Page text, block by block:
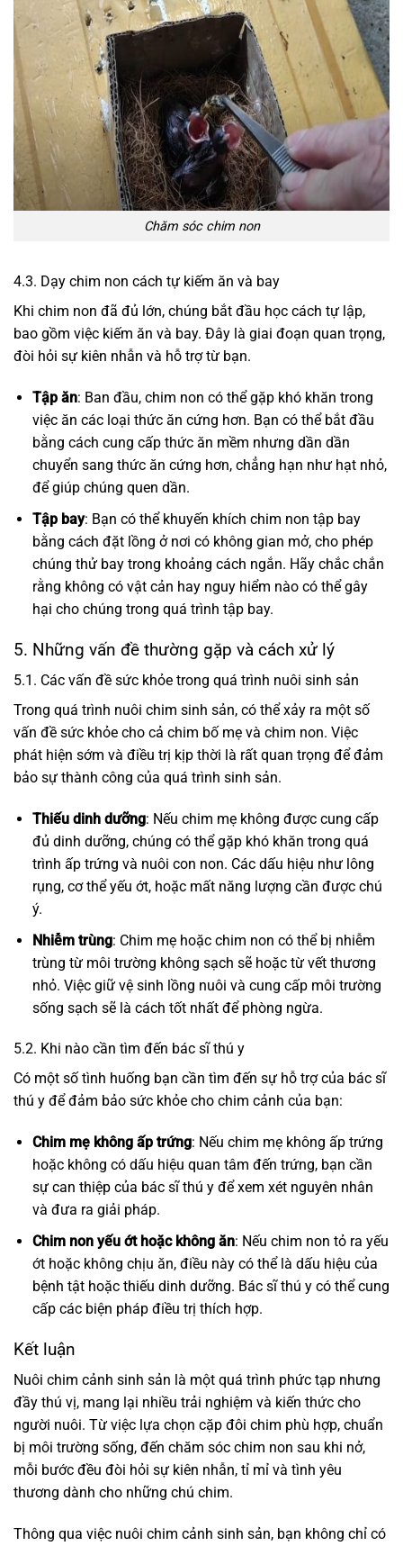
Chăm sóc chim non
4.3. Dạy chim non cách tự kiếm ăn và bay
Khi chim non đã đủ lớn, chúng bắt đầu học cách tự lập,
bao gồm việc kiếm ăn và bay. Đây là giai đoạn quan trọng,
đòi hỏi sự kiên nhẫn và hỗ trợ từ bạn.
Tập ăn: Ban đầu, chim non có thể gặp khó khăn trong
việc ăn các loại thức ăn cứng hơn. Bạn có thể bắt đầu
bằng cách cung cấp thức ăn mềm nhưng dần dần
chuyển sang thức ăn cứng hơn, chẳng hạn như hạt nhỏ,
để giúp chúng quen dần.
Tập bay: Bạn có thể khuyến khích chim non tập bay
bằng cách đặt lồng ở nơi có không gian mở, cho phép
chúng thử bay trong khoảng cách ngắn. Hãy chắc chắn
rằng không có vật cản hay nguy hiểm nào có thể gây
hại cho chúng trong quá trình tập bay.
5. Những vấn đề thường gặp và cách xử lý
5.1. Các vấn đề sức khỏe trong quá trình nuôi sinh sản
Trong quá trình nuôi chim sinh sản, có thể xảy ra một số
vấn đề sức khỏe cho cả chim bố mẹ và chim non. Việc
phát hiện sớm và điều trị kịp thời là rất quan trọng để đảm
bảo sự thành công của quá trình sinh sản.
Thiếu dinh dưỡng: Nếu chim mẹ không được cung cấp
đủ dinh dưỡng, chúng có thể gặp khó khăn trong quá
trình ấp trứng và nuôi con non. Các dấu hiệu như lông
rụng, cơ thể yếu ớt, hoặc mất năng lượng cần được chú
ý.
Nhiễm trùng: Chim mẹ hoặc chim non có thể bị nhiễm
trùng từ môi trường không sạch sẽ hoặc từ vết thương
nhỏ. Việc giữ vệ sinh lồng nuôi và cung cấp môi trường
sống sạch sẽ là cách tốt nhất để phòng ngừa.
5.2. Khi nào cần tìm đến bác sĩ thú y
Có một số tình huống bạn cần tìm đến sự hỗ trợ của bác sĩ
thú y để đảm bảo sức khỏe cho chim cảnh của bạn:
Chim mẹ không ấp trứng: Nếu chim mẹ không ấp trứng
hoặc không có dấu hiệu quan tâm đến trứng, bạn cần
sự can thiệp của bác sĩ thú y để xem xét nguyên nhân
và đưa ra giải pháp.
Chim non yếu ớt hoặc không ăn: Nếu chim non tỏ ra yếu
ớt hoặc không chịu ăn, điều này có thể là dấu hiệu của
bệnh tật hoặc thiếu dinh dưỡng. Bác sĩ thú y có thể cung
cấp các biện pháp điều trị thích hợp.
Kết luận
Nuôi chim cảnh sinh sản là một quá trình phức tạp nhưng
đầy thú vị, mang lại nhiều trải nghiệm và kiến thức cho
người nuôi. Từ việc lựa chọn cặp đôi chim phù hợp, chuẩn
bị môi trường sống, đến chăm sóc chim non sau khi nở,
mỗi bước đều đòi hỏi sự kiên nhẫn, tỉ mỉ và tình yêu
thương dành cho những chú chim.
Thông qua việc nuôi chim cảnh sinh sản, bạn không chỉ có